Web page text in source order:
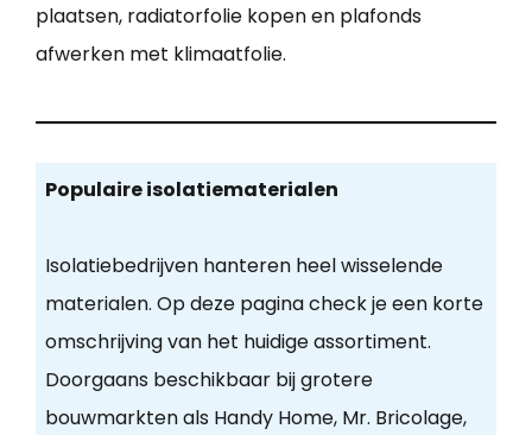
plaatsen, radiatorfolie kopen en plafonds
afwerken met klimaatfolie.
Populaire isolatiematerialen
Isolatiebedrijven hanteren heel wisselende
materialen. Op deze pagina check je een korte
omschrijving van het huidige assortiment.
Doorgaans beschikbaar bij grotere
bouwmarkten als Handy Home, Mr. Bricolage,